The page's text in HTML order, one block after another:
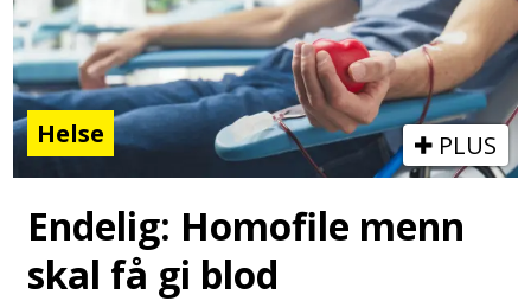
Helse PLUS
Endelig: Homofile menn
skal få gi blod